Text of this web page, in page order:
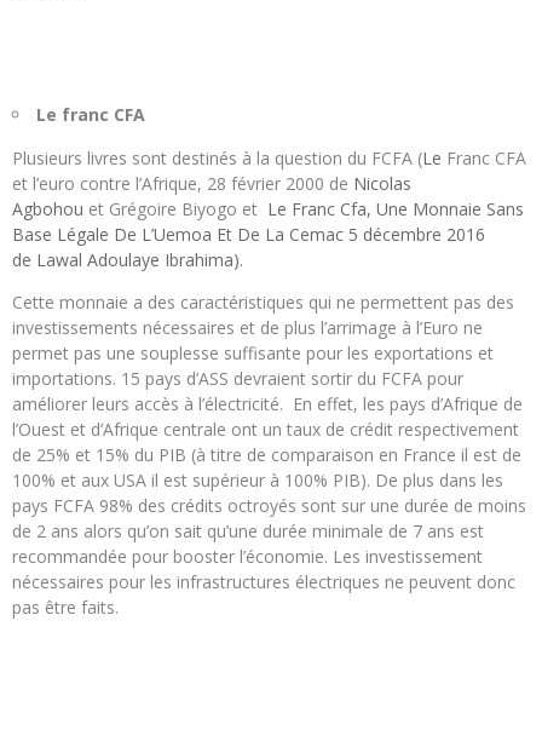
Le franc CFA
Plusieurs livres sont destinés à la question du FCFA (Le Franc CFA
et l’euro contre l’Afrique, 28 février 2000 de Nicolas
Agbohou et Grégoire Biyogo et Le Franc Cfa, Une Monnaie Sans
Base Légale De L’Uemoa Et De La Cemac 5 décembre 2016
de Lawal Adoulaye Ibrahima).
Cette monnaie a des caractéristiques qui ne permettent pas des
investissements nécessaires et de plus l’arrimage à l’Euro ne
permet pas une souplesse suffisante pour les exportations et
importations. 15 pays d’ASS devraient sortir du FCFA pour
améliorer leurs accès à l’électricité. En effet, les pays d’Afrique de
l’Ouest et d’Afrique centrale ont un taux de crédit respectivement
de 25% et 15% du PIB (à titre de comparaison en France il est de
100% et aux USA il est supérieur à 100% PIB). De plus dans les
pays FCFA 98% des crédits octroyés sont sur une durée de moins
de 2 ans alors qu’on sait qu’une durée minimale de 7 ans est
recommandée pour booster l’économie. Les investissement
nécessaires pour les infrastructures électriques ne peuvent donc
pas être faits.